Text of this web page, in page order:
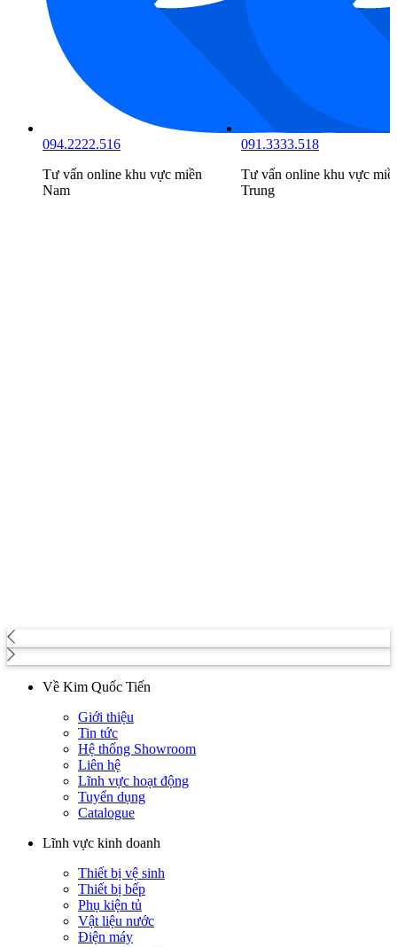
094.2222.516
Tư vấn online khu vực miền
Nam
091.3333.518
Tư vấn online khu vực
Trung
Về Kim Quốc Tiến
Giới thiệu
Tin tức
Hệ thống Showroom
Liên hệ
Lĩnh vực hoạt động
Tuyển dụng
Catalogue
Lĩnh vực kinh doanh
Thiết bị vệ sinh
Thiết bị bếp
Phụ kiện tủ
Vật liệu nước
Điện máy